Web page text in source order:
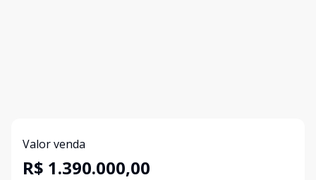
Valor venda
R$ 1.390.000,00